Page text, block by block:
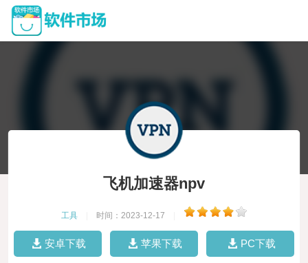
飞机加速器npv
工具 时间：2023-12-17
安卓下载 苹果下载 PC下载